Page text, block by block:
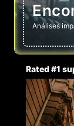
Análises
Rated #1